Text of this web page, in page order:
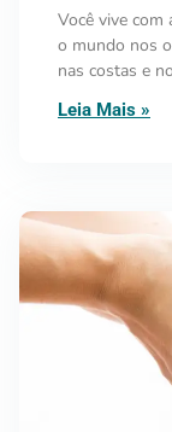
Você vive com
o mundo nos
nas costas e
Leia Mais »